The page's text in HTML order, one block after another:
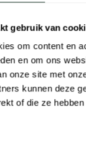
gebruik van
om content en
en om ons
onze site met
kunnen deze
of die ze
business
overhemden die net
stijlvol en netjes